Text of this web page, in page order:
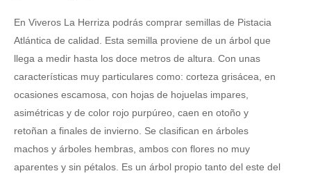
En Viveros La Herriza podrás comprar semillas de Pistacia
Atlántica de calidad. Esta semilla proviene de un árbol que
llega a medir hasta los doce metros de altura. Con unas
características muy particulares como: corteza grisácea, en
ocasiones escamosa, con hojas de hojuelas impares,
asimétricas y de color rojo purpúreo, caen en otoño y
retoñan a finales de invierno. Se clasifican en árboles
machos y árboles hembras, ambos con flores no muy
aparentes y sin pétalos. Es un árbol propio tanto del este del